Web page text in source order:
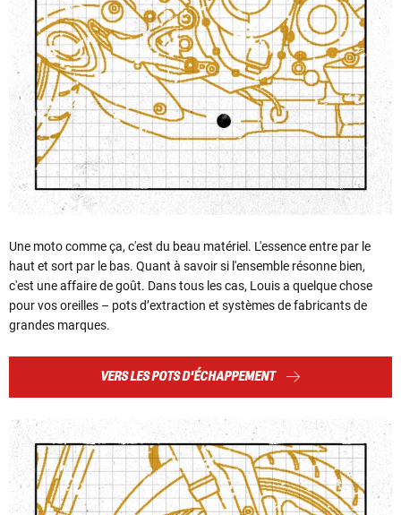
Une moto comme ça, c'est du beau matériel. L'essence entre par le
haut et sort par le bas. Quant à savoir si l'ensemble résonne bien,
c'est une affaire de goût. Dans tous les cas, Louis a quelque chose
pour vos oreilles – pots d’extraction et systèmes de fabricants de
grandes marques.
VERS LES POTS D'ÉCHAPPEMENT